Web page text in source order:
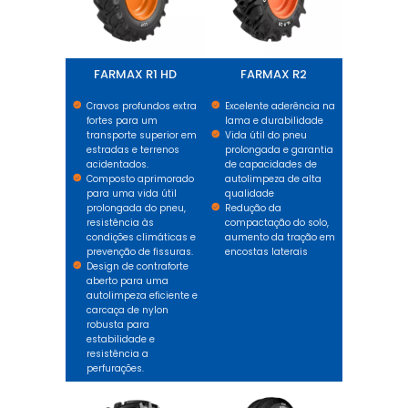
FARMAX R1 HD
Cravos profundos extra
fortes para um
transporte superior em
estradas e terrenos
acidentados.
Composto aprimorado
para uma vida útil
prolongada do pneu,
resistência às
condições climáticas e
prevenção de fissuras.
Design de contraforte
aberto para uma
autolimpeza eficiente e
carcaça de nylon
robusta para
estabilidade e
resistência a
perfurações.
FARMAX R2
Excelente aderência na
lama e durabilidade
Vida útil do pneu
prolongada e garantia
de capacidades de
autolimpeza de alta
qualidade
Redução da
compactação do solo,
aumento da tração em
encostas laterais